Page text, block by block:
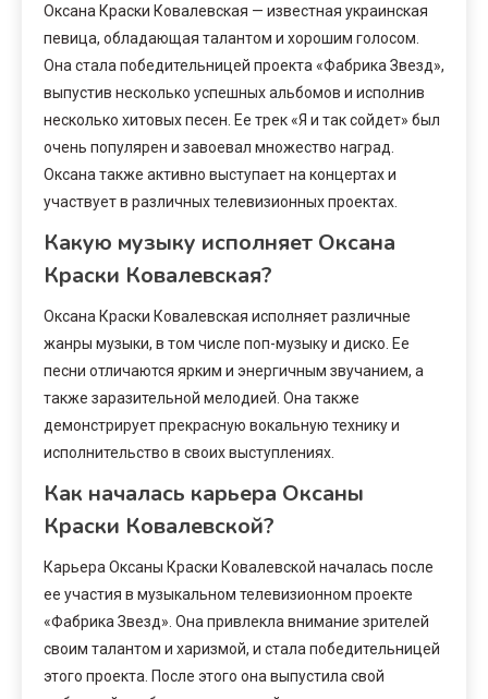
Оксана Краски Ковалевская — известная украинская
певица, обладающая талантом и хорошим голосом.
Она стала победительницей проекта «Фабрика Звезд»,
выпустив несколько успешных альбомов и исполнив
несколько хитовых песен. Ее трек «Я и так сойдет» был
очень популярен и завоевал множество наград.
Оксана также активно выступает на концертах и
участвует в различных телевизионных проектах.
Какую музыку исполняет Оксана
Краски Ковалевская?
Оксана Краски Ковалевская исполняет различные
жанры музыки, в том числе поп-музыку и диско. Ее
песни отличаются ярким и энергичным звучанием, а
также заразительной мелодией. Она также
демонстрирует прекрасную вокальную технику и
исполнительство в своих выступлениях.
Как началась карьера Оксаны
Краски Ковалевской?
Карьера Оксаны Краски Ковалевской началась после
ее участия в музыкальном телевизионном проекте
«Фабрика Звезд». Она привлекла внимание зрителей
своим талантом и харизмой, и стала победительницей
этого проекта. После этого она выпустила свой